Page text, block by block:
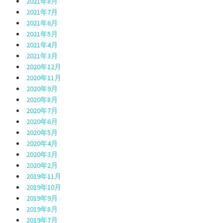
2021年7月
2021年6月
2021年5月
2021年4月
2021年3月
2020年12月
2020年11月
2020年9月
2020年8月
2020年7月
2020年6月
2020年5月
2020年4月
2020年3月
2020年2月
2019年11月
2019年10月
2019年9月
2019年8月
2019年7月